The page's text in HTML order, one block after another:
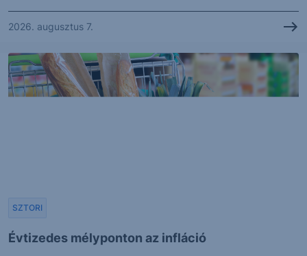
2026. augusztus 7.
Évtizedes mélyponton az infláció
SZTORI